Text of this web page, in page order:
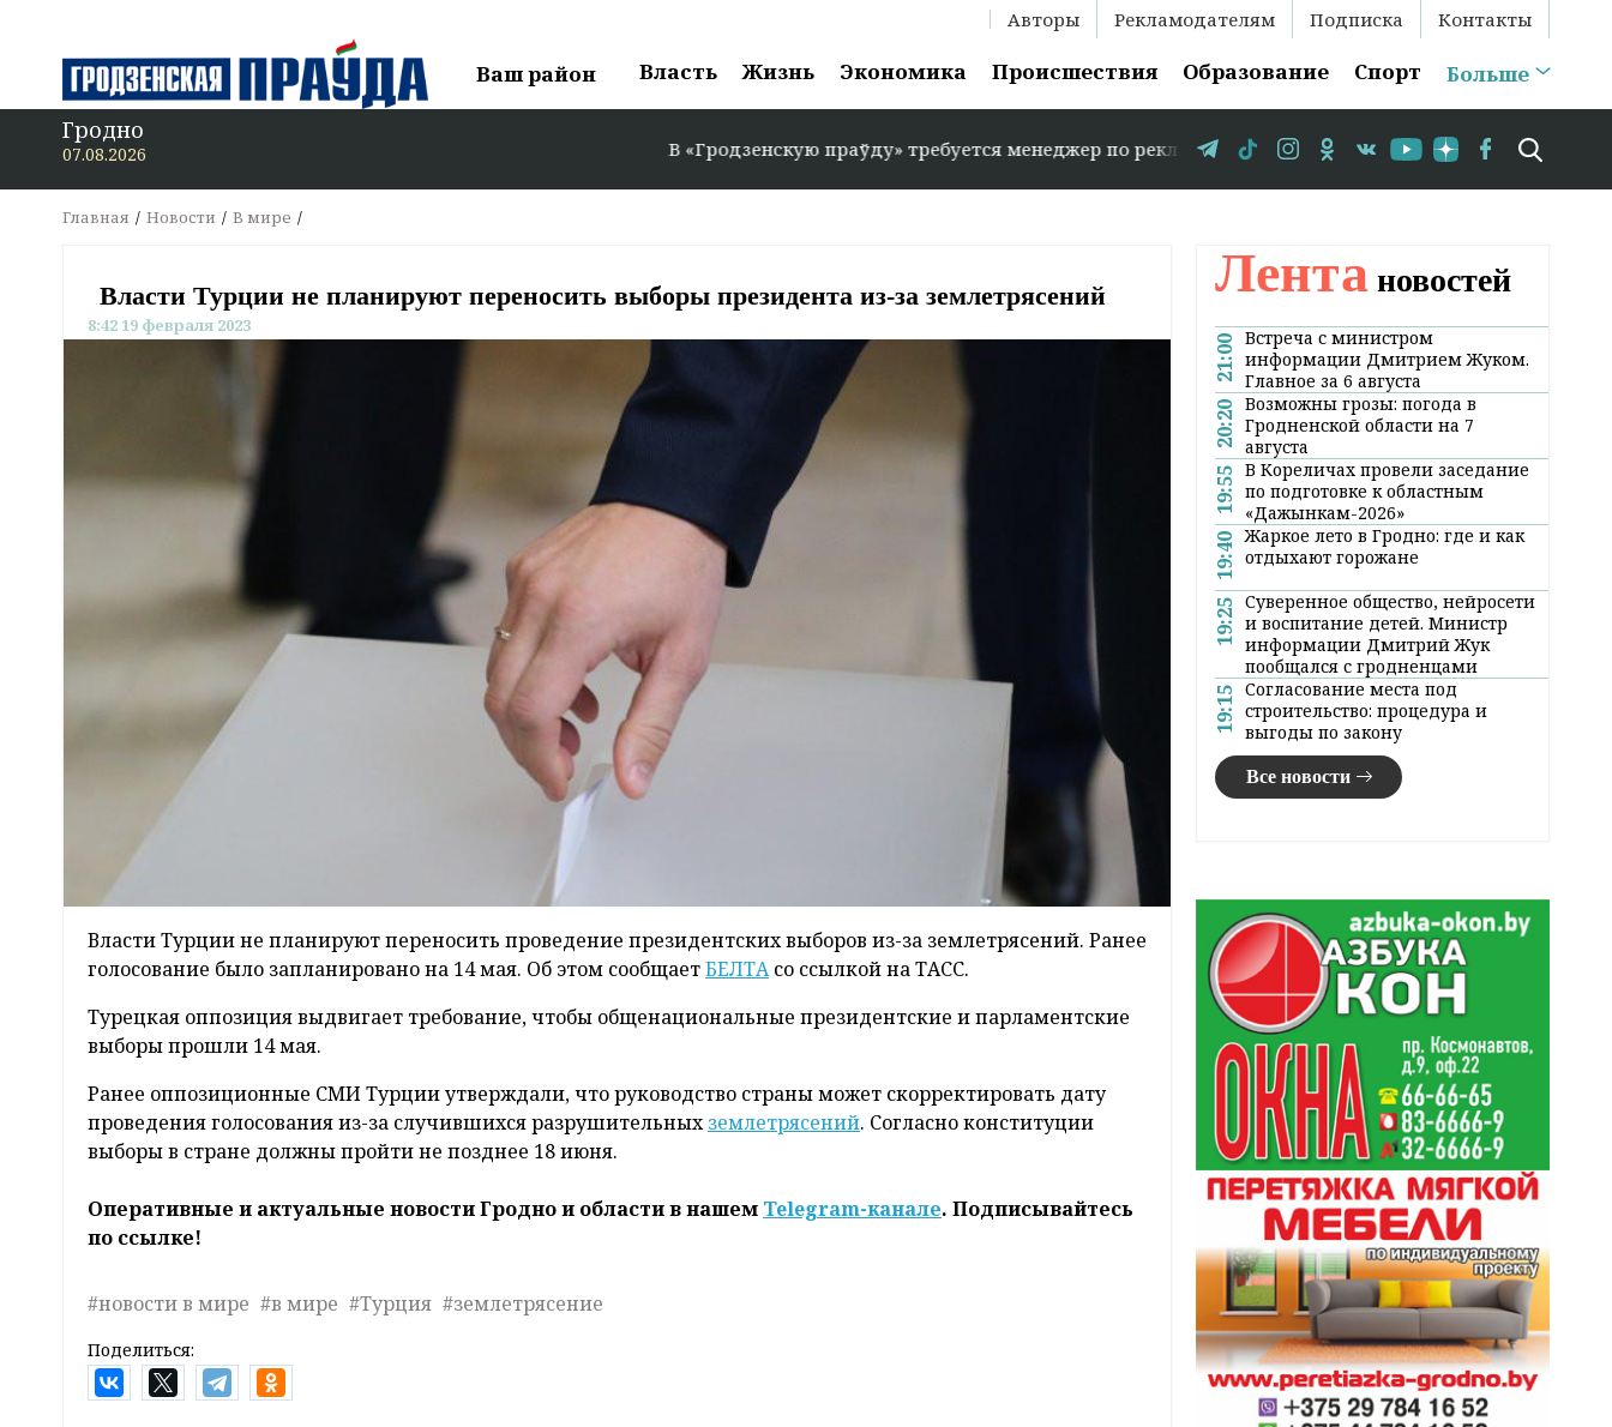
Авторы Рекламодателям Подписка Контакты
Ваш район Власть Жизнь Экономика Происшествия Образование Спорт Больше
Гродно
07.08.2026 В «Гродзенскую праўду» требуется менеджер по рекламе: +375 29 583-35-86 // В Гродно временно
Главная Новости В мире
Власти Турции не планируют переносить выборы президента из-за землетрясений
8:42 19 февраля 2023
Власти Турции не планируют переносить проведение президентских выборов из-за землетрясений. Ранее
голосование было запланировано на 14 мая. Об этом сообщаетБЕЛТАсо ссылкой на ТАСС.
Турецкая оппозиция выдвигает требование, чтобы общенациональные президентские и парламентские
выборы прошли 14 мая.
Ранее оппозиционные СМИ Турции утверждали, что руководство страны может скорректировать дату
проведения голосования из-за случившихся разрушительныхземлетрясений. Согласно конституции
выборы в стране должны пройти не позднее 18 июня.
Оперативные и актуальные новости Гродно и области в нашем Telegram-канале. Подписывайтесь
по ссылке!
#новости в мире #в мире #Турция #землетрясение
Поделиться:
Лента новостей
21:00 Встреча с министром
информации Дмитрием Жуком.
Главное за 6 августа
20:20 Возможны грозы: погода в
Гродненской области на 7
августа
19:55 В Кореличах провели заседание
по подготовке к областным
«Дажынкам-2026»
19:40 Жаркое лето в Гродно: где и как
отдыхают горожане
19:25 Суверенное общество, нейросети
и воспитание детей. Министр
информации Дмитрий Жук
пообщался с гродненцами
19:15 Согласование места под
строительство: процедура и
выгоды по закону
Все новости